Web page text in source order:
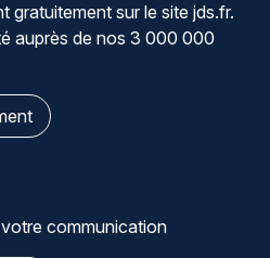
gratuitement sur le site jds.fr.
auprès de nos 3 000 000
communication